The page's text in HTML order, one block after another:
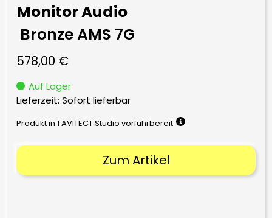
Monitor Audio
Bronze AMS 7G
578,00 €
Auf Lager
Lieferzeit: Sofort lieferbar
Produkt in 1 AVITECT Studio vorführbereit
Zum Artikel